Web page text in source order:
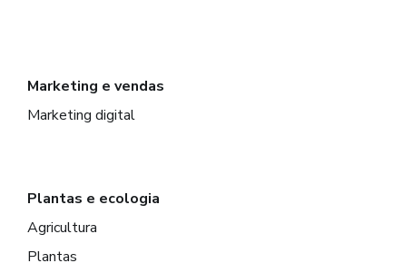
Marketing e vendas
Marketing digital
Plantas e ecologia
Agricultura
Plantas